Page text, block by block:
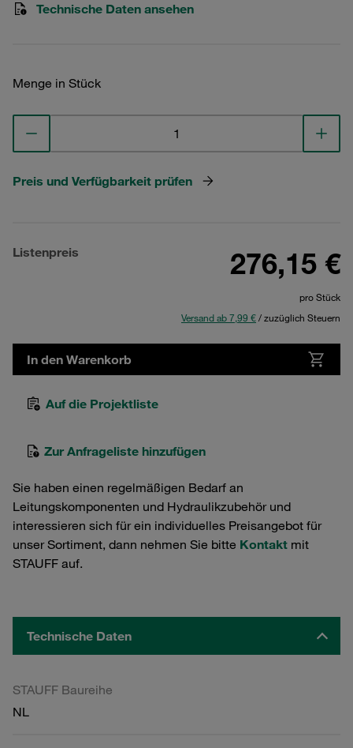
Technische Daten ansehen
Menge in Stück
Preis und Verfügbarkeit prüfen
Listenpreis 276,15 €
pro Stück
Versand ab 7,99 €/ zuzüglich Steuern
In den Warenkorb
Auf die Projektliste
Zur Anfrageliste hinzufügen
Sie haben einen regelmäßigen Bedarf an
Leitungskomponenten und Hydraulikzubehör und
interessieren sich für ein individuelles Preisangebot für
unser Sortiment, dann nehmen Sie bitte Kontakt mit
STAUFF auf.
Technische Daten
STAUFF Baureihe
NL